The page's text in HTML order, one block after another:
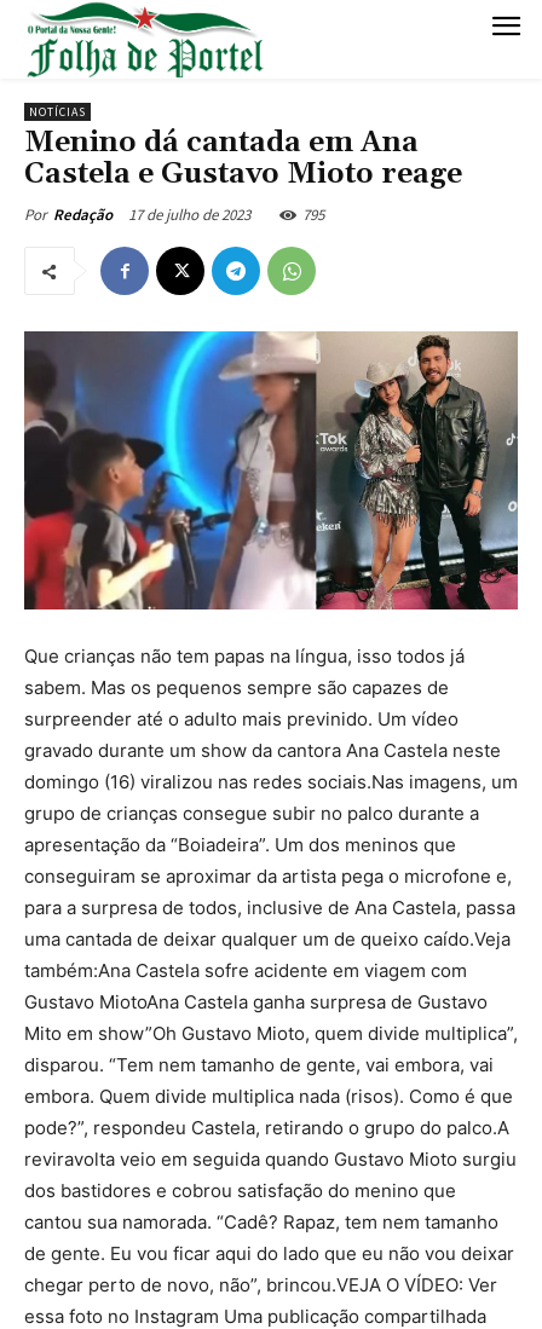
NOTÍCIAS
Menino dá cantada em Ana
Castela e Gustavo Mioto reage
Por Redação 17 de julho de 2023 795
Que crianças não tem papas na língua, isso todos já
sabem. Mas os pequenos sempre são capazes de
surpreender até o adulto mais previnido. Um vídeo
gravado durante um show da cantora Ana Castela neste
domingo (16) viralizou nas redes sociais.Nas imagens, um
grupo de crianças consegue subir no palco durante a
apresentação da “Boiadeira”. Um dos meninos que
conseguiram se aproximar da artista pega o microfone e,
para a surpresa de todos, inclusive de Ana Castela, passa
uma cantada de deixar qualquer um de queixo caído.Veja
também:Ana Castela sofre acidente em viagem com
Gustavo MiotoAna Castela ganha surpresa de Gustavo
Mito em show”Oh Gustavo Mioto, quem divide multiplica”,
disparou. “Tem nem tamanho de gente, vai embora, vai
embora. Quem divide multiplica nada (risos). Como é que
pode?”, respondeu Castela, retirando o grupo do palco.A
reviravolta veio em seguida quando Gustavo Mioto surgiu
dos bastidores e cobrou satisfação do menino que
cantou sua namorada. “Cadê? Rapaz, tem nem tamanho
de gente. Eu vou ficar aqui do lado que eu não vou deixar
chegar perto de novo, não”, brincou.VEJA O VÍDEO: Ver
essa foto no Instagram Uma publicação compartilhada